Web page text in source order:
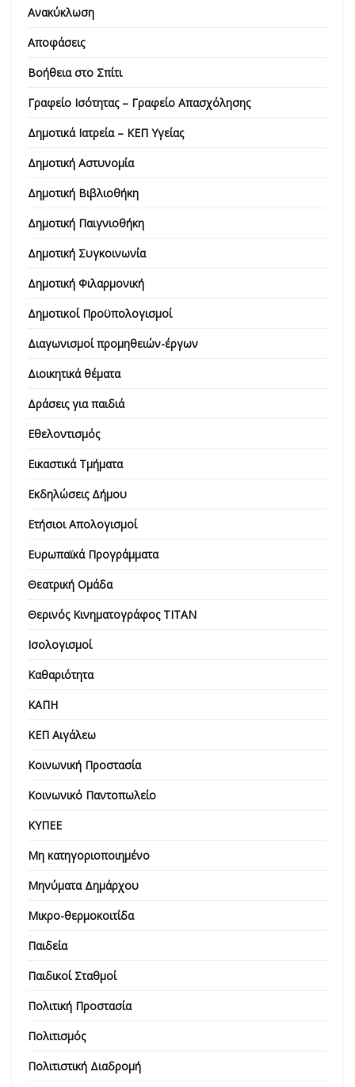
Ανακύκλωση
Αποφάσεις
Βοήθεια στο Σπίτι
Γραφείο Ισότητας – Γραφείο Απασχόλησης
Δημοτικά Ιατρεία – ΚΕΠ Υγείας
Δημοτική Αστυνομία
Δημοτική Βιβλιοθήκη
Δημοτική Παιγνιοθήκη
Δημοτική Συγκοινωνία
Δημοτική Φιλαρμονική
Δημοτικοί Προϋπολογισμοί
Διαγωνισμοί προμηθειών-έργων
Διοικητικά θέματα
Δράσεις για παιδιά
Εθελοντισμός
Εικαστικά Τμήματα
Εκδηλώσεις Δήμου
Ετήσιοι Απολογισμοί
Ευρωπαϊκά Προγράμματα
Θεατρική Ομάδα
Θερινός Κινηματογράφος ΤΙΤΑΝ
Ισολογισμοί
Καθαριότητα
ΚΑΠΗ
ΚΕΠ Αιγάλεω
Κοινωνική Προστασία
Κοινωνικό Παντοπωλείο
ΚΥΠΕΕ
Μη κατηγοριοποιημένο
Μηνύματα Δημάρχου
Μικρο-θερμοκοιτίδα
Παιδεία
Παιδικοί Σταθμοί
Πολιτική Προστασία
Πολιτισμός
Πολιτιστική Διαδρομή